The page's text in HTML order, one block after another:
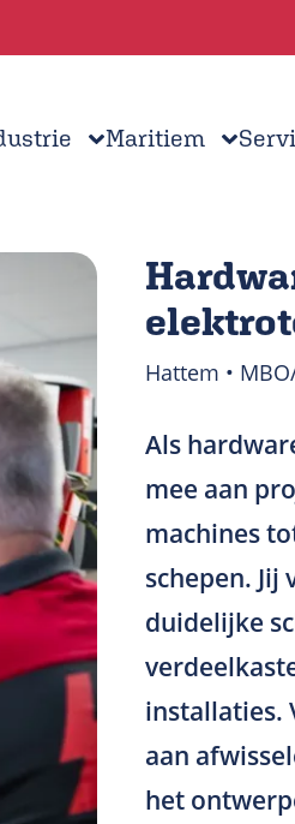
Maritiem
Hattem •
Als
mee aan
machines
schepen.
duidelijke
installaties.
aan
het